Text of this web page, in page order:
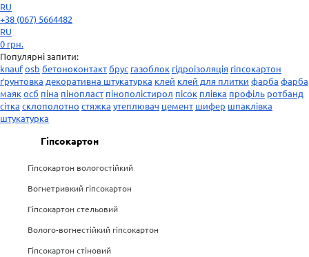
RU
+38 (067) 5664482
RU
0 грн.
Популярні запити:
knaufosb бетоноконтактбрус газоблок гідроізоляція гіпсокартон
ґрунтовка декоративна штукатурка клей клей для плитки фарба фарба
маякосб піна пінопласт пінополістирол пісок плівка профіль ротбанд
сітка склополотно стяжка утеплювач цемент шифер шпаклівка
штукатурка
Гіпсокартон
Гіпсокартон вологостійкий
Вогнетривкий гіпсокартон
Гіпсокартон стельовий
Волого-вогнестійкий гіпсокартон
Гіпсокартон стіновий